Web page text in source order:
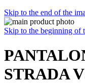
Skip to the end of the
Skip to the beginning of
STRADA